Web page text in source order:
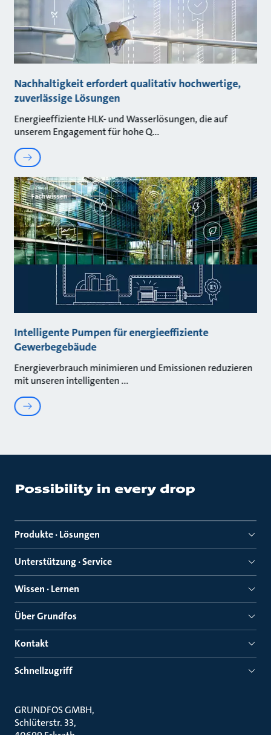
Nachhaltigkeit erfordert qualitativ hochwertige,
zuverlässige Lösungen
Energieeffiziente HLK- und Wasserlösungen, die auf
unserem Engagement für hohe Q
Fachwissen
Intelligente Pumpen für energieeffiziente
Gewerbegebäude
Energieverbrauch minimieren und Emissionen reduzieren
mit unseren intelligenten
Produkte · Lösungen
Unterstützung · Service
Wissen · Lernen
Über Grundfos
Kontakt
Schnellzugriff
GRUNDFOS GMBH
Schlüterstr. 33